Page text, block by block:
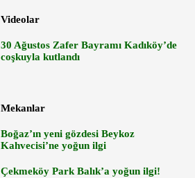
Videolar
30 Ağustos Zafer Bayramı Kadıköy’de
coşkuyla kutlandı
Mekanlar
Boğaz’ın yeni gözdesi Beykoz
Kahvecisi’ne yoğun ilgi
Çekmeköy Park Balık’a yoğun ilgi!